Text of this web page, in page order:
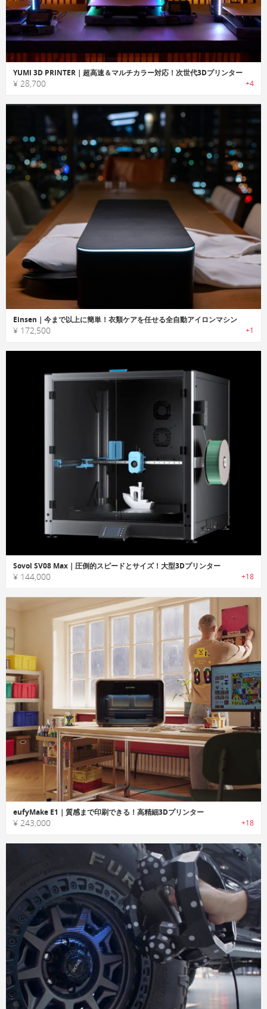
YUMI 3D PRINTER｜超高速＆マルチカラー対応！次世代3Dプリンター
¥ 28,700 +4
Einsen｜今まで以上に簡単！衣類ケアを任せる全自動アイロンマシン
¥ 172,500 +1
Sovol SV08 Max｜圧倒的スピードとサイズ！大型3Dプリンター
¥ 144,000 +18
eufyMake E1｜質感まで印刷できる！高精細3Dプリンター
¥ 243,000 +18